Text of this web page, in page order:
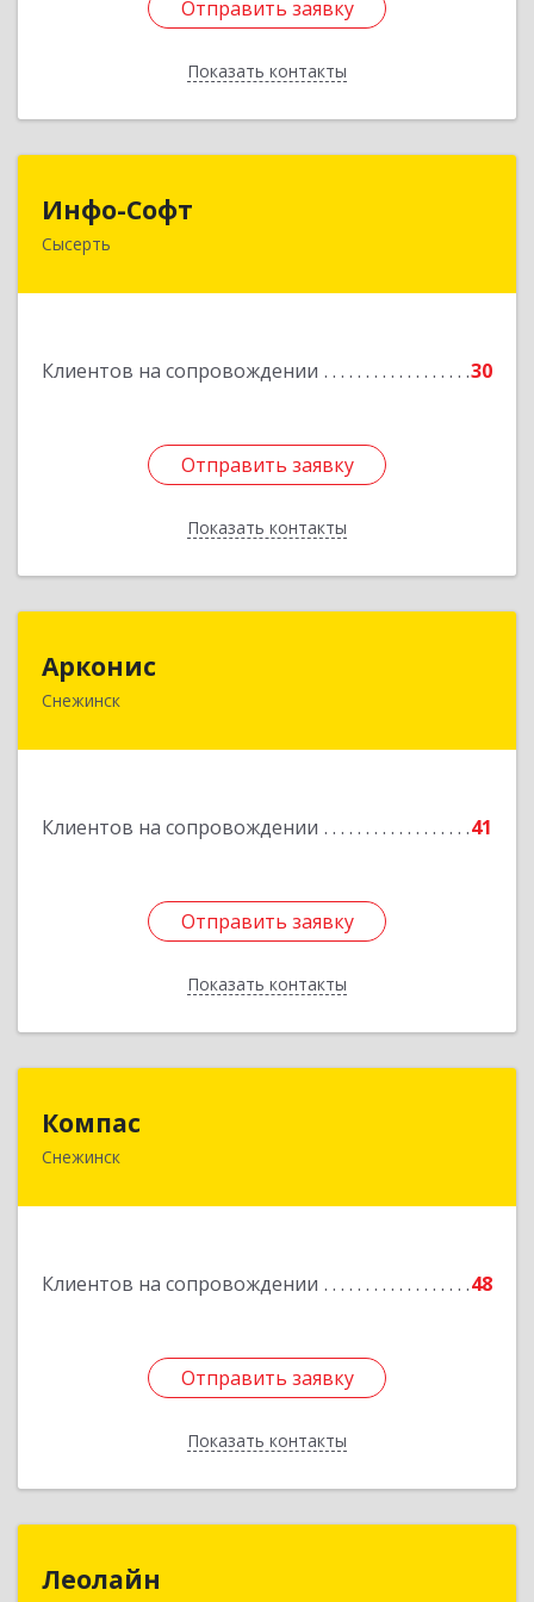
Отправить заявку
Показать контакты
Отправить заявку
Назад
Инфо-Софт
Сысерть
Клиентов на сопровождении 30
Отправить заявку
Показать контакты
624021, Свердловская обл, Сысерть г, Коммуны
Отправить заявку
Назад
Арконис
Снежинск
Клиентов на сопровождении 41
Отправить заявку
Показать контакты
Отправить заявку
Назад
Компас
Снежинск
Клиентов на сопровождении 48
Отправить заявку
Показать контакты
Отправить заявку
Назад
Леолайн